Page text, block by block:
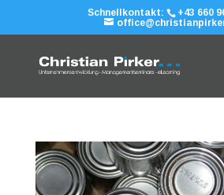
Schnellkontakt:
+43 660